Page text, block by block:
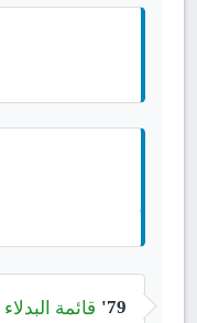
79' قائمة البدلاء